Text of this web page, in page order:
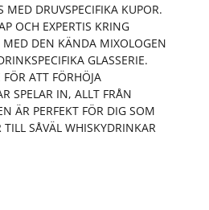
MED DRUVSPECIFIKA KUPOR.
OCH EXPERTIS KRING
MED DEN KÄNDA MIXOLOGEN
GLASSERIE.
ATT FÖRHÖJA
SPELAR IN, ALLT FRÅN
ÄR PERFEKT FÖR DIG SOM
SÅVÄL WHISKYDRINKAR